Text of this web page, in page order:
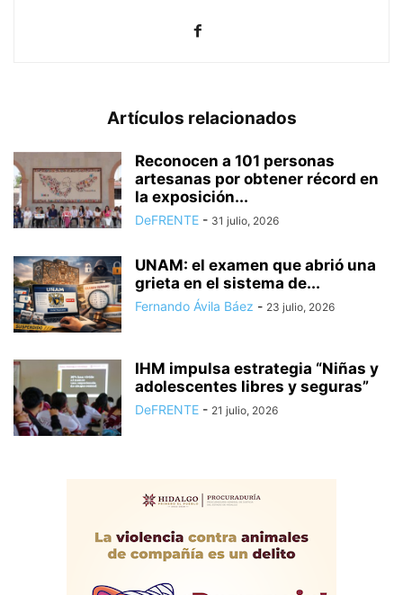
Artículos relacionados
Reconocen a 101 personas
artesanas por obtener récord en
la exposición...
DeFRENTE - 31 julio, 2026
UNAM: el examen que abrió una
grieta en el sistema de...
Fernando Ávila Báez - 23 julio, 2026
IHM impulsa estrategia “Niñas y
adolescentes libres y seguras”
DeFRENTE - 21 julio, 2026